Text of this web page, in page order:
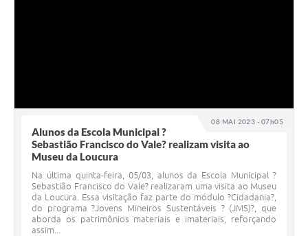
08 MAI 2023 - 07h05
Alunos da Escola Municipal ?
Sebastião Francisco do Vale? realizam visita ao
Museu da Loucura
Na última quinta-feira, 05/03, alunos da Escola Municipal ?
Sebastião Francisco do Vale? realizaram uma visita ao Museu
da Loucura. Essa visitação faz parte do módulo ?Cidadania?,
do programa ?Jovens Mineiros Sustentáveis ? (JMS)?, que
aborda os patrimônios materiais e imateriais, reforçando
assim...